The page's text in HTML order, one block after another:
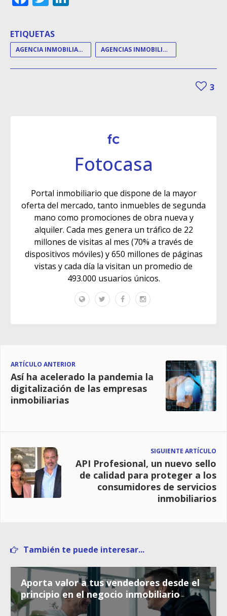
ETIQUETAS
AGENCIA INMOBILIARIA AGENCIAS INMOBILIARIAS
3
Fotocasa
Portal inmobiliario que dispone de la mayor
oferta del mercado, tanto inmuebles de segunda
mano como promociones de obra nueva y
alquiler. Cada mes genera un tráfico de 22
millones de visitas al mes (70% a través de
dispositivos móviles) y 650 millones de páginas
vistas y cada día la visitan un promedio de
493.000 usuarios únicos.
ARTÍCULO ANTERIOR
Así ha acelerado la pandemia la
digitalización de las empresas
inmobiliarias
SIGUIENTE ARTÍCULO
API Profesional, un nuevo sello
de calidad para proteger a los
consumidores de servicios
inmobiliarios
También te puede interesar...
Aporta valor a tus vendedores desde el
principio en el negocio inmobiliario